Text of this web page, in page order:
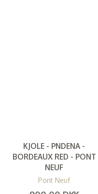
KJOLE - PNDENA -
BORDEAUX RED - PONT
NEUF
Pont Neuf